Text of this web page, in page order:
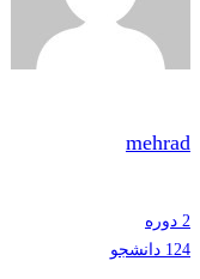
mehrad
2 دوره
124 دانشجو